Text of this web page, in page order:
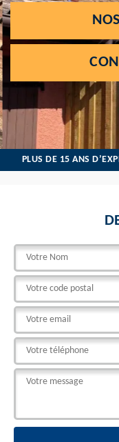
PLUS DE 15 ANS